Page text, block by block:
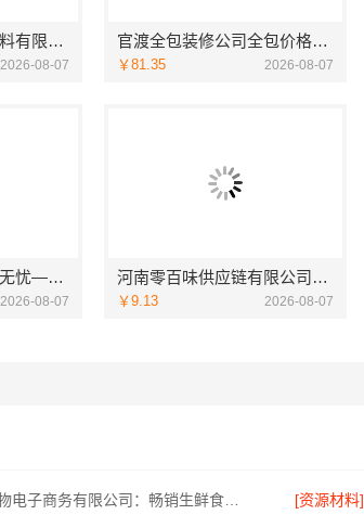
苏州兔哥哥智装新材料有限公司高新区毛坯房免费量房
2026-08-07
官渡全包装修公司全包价格，云南至高新型建材有限公司闭口合同
￥81.35 2026-08-07
湖南家装价格表售后无忧——创益讯建筑让您装修更省心
2026-08-07
河南零百味供应链有限公司社区线下实体硬折扣零食铺全域盈利
￥9.13 2026-08-07
[资源材料]